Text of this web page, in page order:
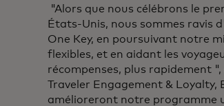
"Alors que nous célébrons le
États-Unis, nous sommes ravis
One Key, en poursuivant notre
flexibles, et en aidant les
récompenses, plus rapidement
Traveler Engagement & Loyalty,
amélioreront notre programme